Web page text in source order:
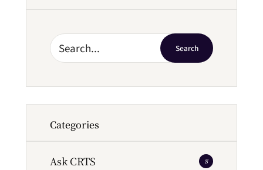
Search
Categories
Ask CRTS 8